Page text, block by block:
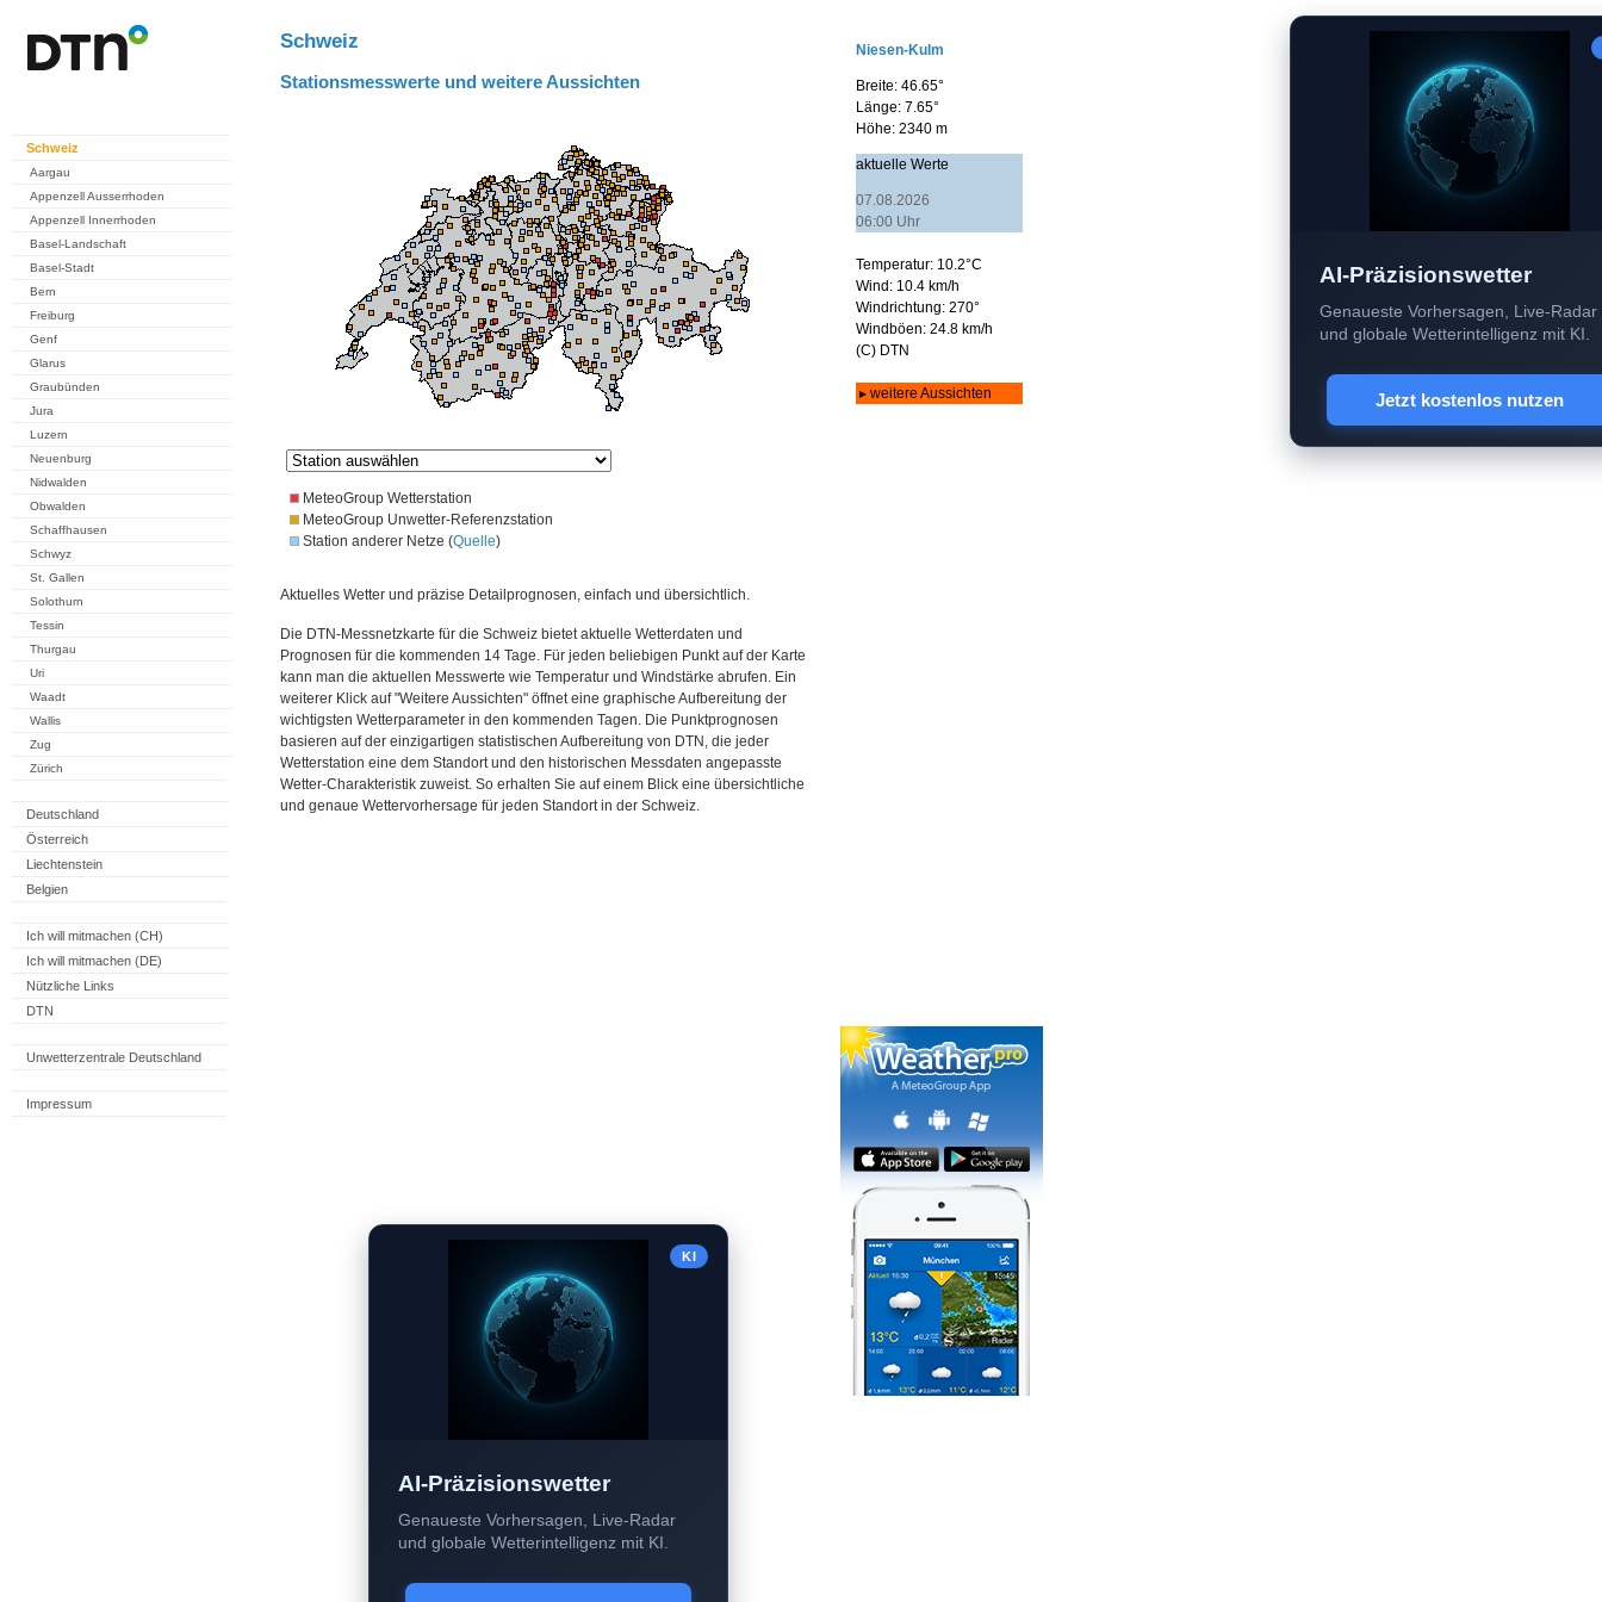
Schweiz
Aargau
Appenzell Ausserrhoden
Appenzell Innerrhoden
Basel-Landschaft
Basel-Stadt
Bern
Freiburg
Genf
Glarus
Graubünden
Jura
Luzern
Neuenburg
Nidwalden
Obwalden
Schaffhausen
Schwyz
St. Gallen
Solothurn
Tessin
Thurgau
Uri
Waadt
Wallis
Zug
Zürich
Deutschland
Österreich
Liechtenstein
Belgien
Ich will mitmachen (CH)
Ich will mitmachen (DE)
Nützliche Links
DTN
Unwetterzentrale Deutschland
Impressum
Schweiz
Stationsmesswerte und weitere Aussichten
MeteoGroup Wetterstation
MeteoGroup Unwetter-Referenzstation
Station anderer Netze (Quelle)
Aktuelles Wetter und präzise Detailprognosen, einfach und übersichtlich.
Die DTN-Messnetzkarte für die Schweiz bietet aktuelle Wetterdaten und
Prognosen für die kommenden 14 Tage. Für jeden beliebigen Punkt auf der Karte
kann man die aktuellen Messwerte wie Temperatur und Windstärke abrufen. Ein
weiterer Klick auf "Weitere Aussichten" öffnet eine graphische Aufbereitung der
wichtigsten Wetterparameter in den kommenden Tagen. Die Punktprognosen
basieren auf der einzigartigen statistischen Aufbereitung von DTN, die jeder
Wetterstation eine dem Standort und den historischen Messdaten angepasste
Wetter-Charakteristik zuweist. So erhalten Sie auf einem Blick eine übersichtliche
und genaue Wettervorhersage für jeden Standort in der Schweiz.
KI
AI-Präzisionswetter
Genaueste Vorhersagen, Live-Radar
und globale Wetterintelligenz mit KI.
AI-Präzisionswetter
Genaueste Vorhersagen, Live-Radar
und globale Wetterintelligenz mit KI.
Jetzt kostenlos nutzen